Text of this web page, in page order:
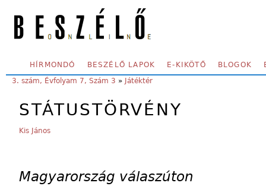
SECONDARY MENU
HÍRMONDÓ BESZÉLŐ LAPOK E-KIKÖTŐ BLOGOK
YOU ARE HERE:
3. szám, Évfolyam 7, Szám 3 » Játéktér
STÁTUSTÖRVÉNY
Kis János
Magyarország válaszúton